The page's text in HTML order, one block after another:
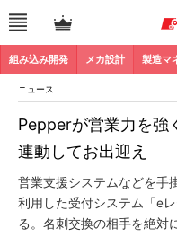
組み込み開発 メカ設計 製造マ
ニュース
Pepperが営業力を強
連動してお出迎え
営業支援システムなどを手
利用した受付システム「e
る。名刺交換の相手を絶対